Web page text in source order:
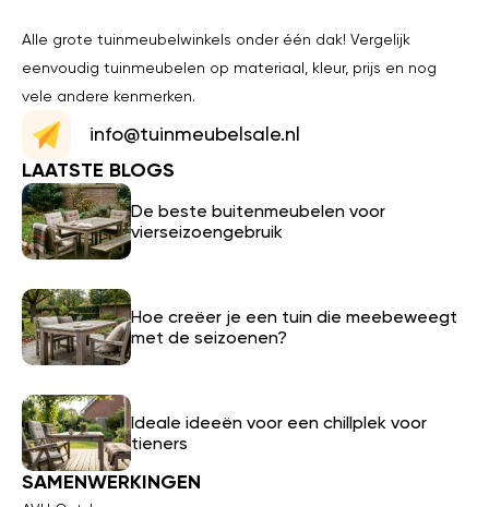
Alle grote tuinmeubelwinkels onder één dak! Vergelijk
eenvoudig tuinmeubelen op materiaal, kleur, prijs en nog
vele andere kenmerken.
info@tuinmeubelsale.nl
LAATSTE BLOGS
De beste buitenmeubelen voor
vierseizoengebruik
Hoe creëer je een tuin die meebeweegt
met de seizoenen?
Ideale ideeën voor een chillplek voor
tieners
SAMENWERKINGEN